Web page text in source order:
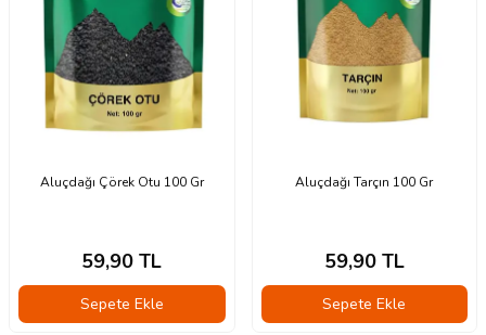
Aluçdağı Çörek Otu 100 Gr
59,90 TL
Sepete Ekle
Aluçdağı Tarçın 100 Gr
59,90TL
Sepete Ekle